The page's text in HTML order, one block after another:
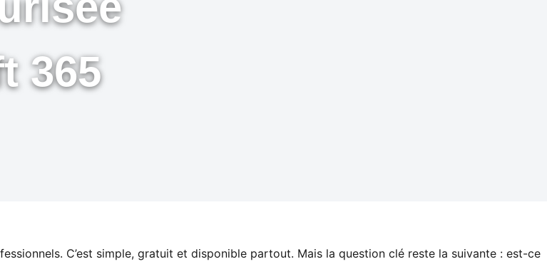
365
C’est simple, gratuit et disponible partout. Mais la question clé reste la suivante : est-ce